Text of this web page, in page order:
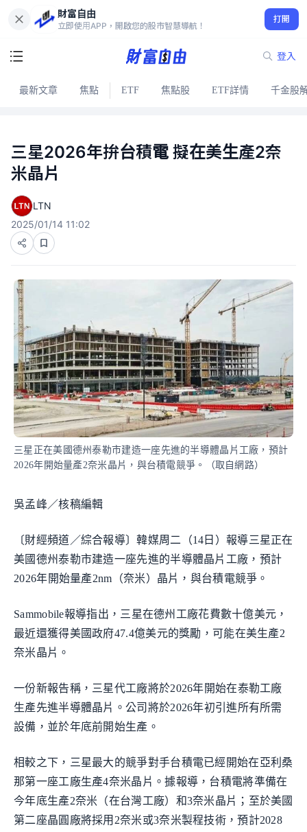
財富自由
立即使用APP，開啟您的股市智慧導航！
打開
登入
最新文章 焦點 ETF 焦點股 ETF詳情 千金股
三星2026年拚台積電 擬在美生產2奈
米晶片
LTN
2025/01/14 11:02
三星正在美國德州泰勒市建造一座先進的半導體晶片工廠，預計
2026年開始量產2奈米晶片，與台積電競爭。（取自網路）
吳孟峰／核稿編輯
〔財經頻道／綜合報導〕韓媒周二（14日）報導三星正在
美國德州泰勒市建造一座先進的半導體晶片工廠，預計
2026年開始量產2nm（奈米）晶片，與台積電競爭。
Sammobile報導指出，三星在德州工廠花費數十億美元，
最近還獲得美國政府47.4億美元的獎勵，可能在美生產2
奈米晶片。
一份新報告稱，三星代工廠將於2026年開始在泰勒工廠
生產先進半導體晶片。公司將於2026年初引進所有所需
設備，並於年底前開始生產。
相較之下，三星最大的競爭對手台積電已經開始在亞利桑
那第一座工廠生產4奈米晶片。據報導，台積電將準備在
今年底生產2奈米（在台灣工廠）和3奈米晶片；至於美國
第二座晶圓廠將採用2奈米或3奈米製程技術，預計2028